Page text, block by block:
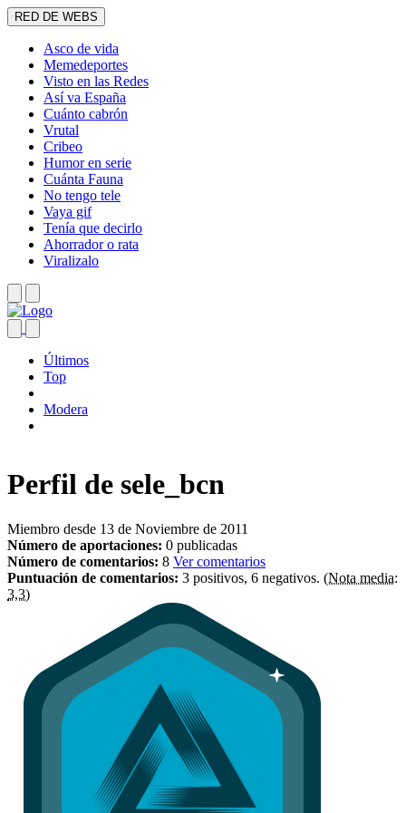
RED DE WEBS
Asco de vida
Memedeportes
Visto en las Redes
Así va España
Cuánto cabrón
Vrutal
Cribeo
Humor en serie
Cuánta Fauna
No tengo tele
Vaya gif
Tenía que decirlo
Ahorrador o rata
Viralizalo
Últimos
Top
Modera
Perfil de sele_bcn
Miembro desde 13 de Noviembre de 2011
Número de aportaciones: 0 publicadas
Número de comentarios: 8 Ver comentarios
Puntuación de comentarios: 3 positivos, 6 negativos. (Nota media:
3,3)